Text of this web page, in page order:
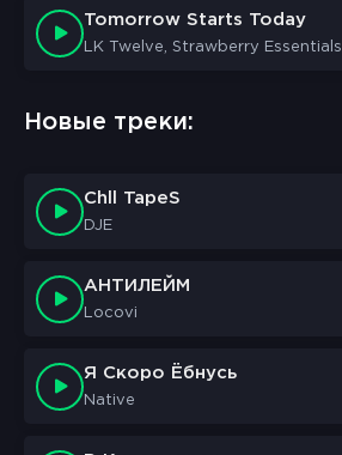
Tomorrow Starts Today
LK Twelve, Strawberry Essentials
Новые треки:
Chll TapeS
DJE
АНТИЛЕЙМ
Locovi
Я Скоро Ёбнусь
Native